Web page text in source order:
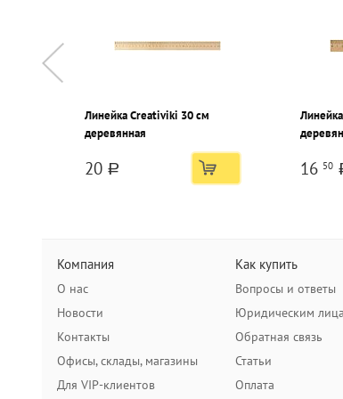
Линейка Creativiki 30 см
деревянная
20 a 16 50
Компания
О нас
Новости
Контакты
Офисы, склады, магазины
Для VIP-клиентов
Как купить
Вопросы и ответы
Юридическим
Обратная связь
Статьи
Оплата